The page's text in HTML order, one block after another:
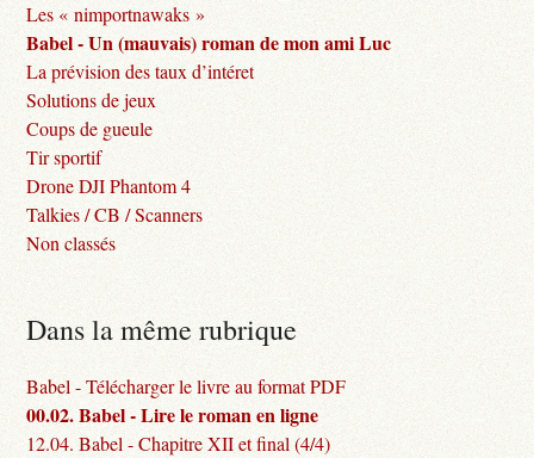
Les « nimportnawaks »
Babel - Un (mauvais) roman de mon ami Luc
La prévision des taux d’intéret
Solutions de jeux
Coups de gueule
Tir sportif
Drone DJI Phantom 4
Talkies / CB / Scanners
Non classés
Dans la même rubrique
Babel - Télécharger le livre au format PDF
00.02. Babel - Lire le roman en ligne
12.04. Babel - Chapitre XII et final (4/4)